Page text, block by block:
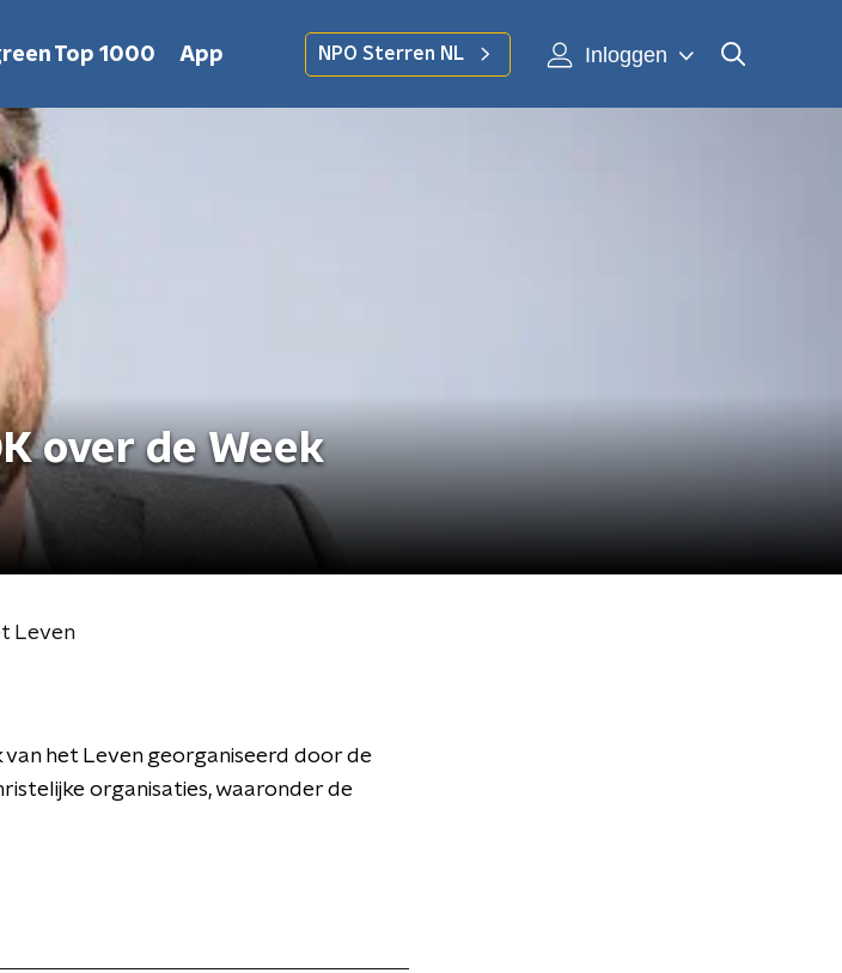
Top 1000 App NPO Sterren NL Inloggen
over de Week
Leven
het Leven georganiseerd door de
organisaties, waaronder de